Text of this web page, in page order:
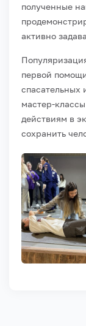
полученные
активно
первой
спасательных
мастер-
действиям в
сохранить